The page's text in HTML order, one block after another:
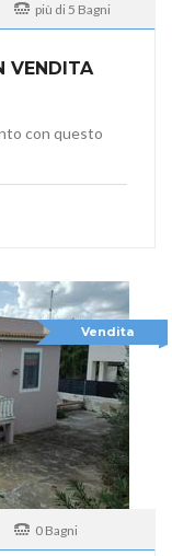
più di 5 Bagni
VENDITA
con questo
Vendita
0 Bagni